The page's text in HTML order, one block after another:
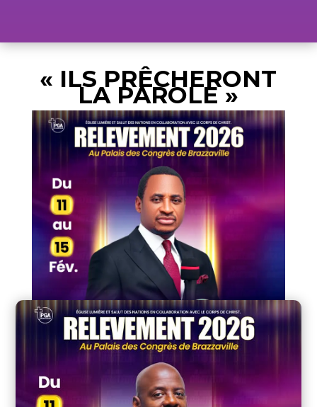
« ILS PRÊCHERONT
LA PAROLE »
RÉV. GUSTAVE AMBENDZE
Pasteur Principal et fondateur de l’Église Lumière et
Salut des Nations (LSN) | Fondateur du Relèvement
16 éditions. Une génération marquée. Auteur.
Rassembleur de nations. Bâtisseur d’héritage spirituel.
Présidera le Relèvement 2026.
APÔTRE YVES CASTANOU
Pasteur associé et cofondateur d’Impact Centre Chrétien |